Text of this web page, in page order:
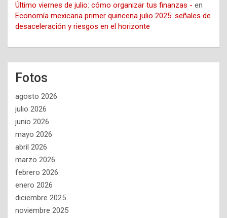
Último viernes de julio: cómo organizar tus finanzas - en
Economía mexicana primer quincena julio 2025: señales de
desaceleración y riesgos en el horizonte
Fotos
agosto 2026
julio 2026
junio 2026
mayo 2026
abril 2026
marzo 2026
febrero 2026
enero 2026
diciembre 2025
noviembre 2025